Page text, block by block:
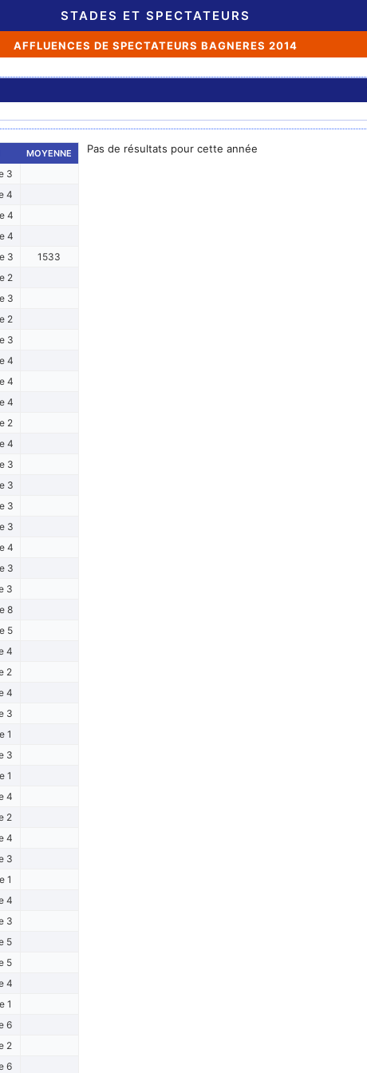
STADES ET SPECTATEURS
AFFLUENCES DE SPECTATEURS BAGNERES 2014
MOYENNE
3
4
4
4
3
1533
2
3
2
3
4
4
4
2
4
3
3
3
3
4
3
3
8
5
4
2
4
3
1
3
1
4
2
4
3
1
4
3
5
5
4
1
6
2
6
Pas de résultats pour cette année